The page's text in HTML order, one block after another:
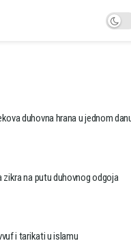
duhovna hrana u jednom
zikra na putu duhovnog odgoja
i tarikati u islamu